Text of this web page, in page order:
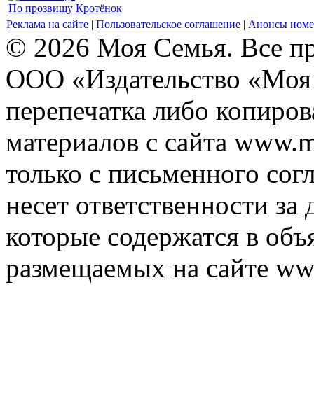
По прозвищу Кротёнок
Реклама на сайте | Пользовательское соглашение | Анонсы
© 2026 Моя Семья. Все
ООО «Издательство
перепечатка либо
материалов с сайта
только с письменного
несет ответственности
которые содержатся в
размещаемых на сайте